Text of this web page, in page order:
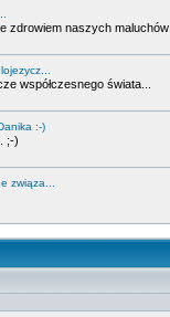
zdrowiem naszych maluchów
współczesnego świata...
:-)
;-)
związa...